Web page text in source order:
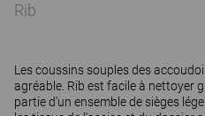
Rib
Les coussins souples des
agréable. Rib est facile à nettoyer
partie d'un ensemble de sièges